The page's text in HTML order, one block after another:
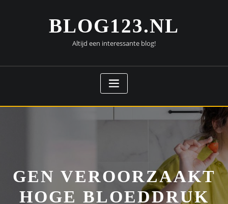
BLOG123.NL
Altijd een interessante blog!
GEN VEROORZAAKT
HOGE BLOEDDRUK